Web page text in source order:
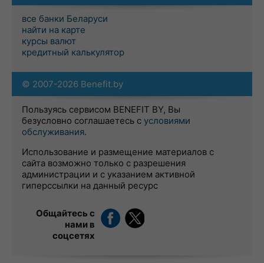
все банки Беларуси
найти на карте
курсы валют
кредитный калькулятор
© 2007-2026 Benefit.by
Пользуясь сервисом BENEFIT BY, Вы
безусловно соглашаетесь с условиями
обслуживания.
Использование и размещение материалов с
сайта возможно только с разрешения
администрации и с указанием активной
гиперссылки на данный ресурс
Общайтесь с
нами в
соцсетях